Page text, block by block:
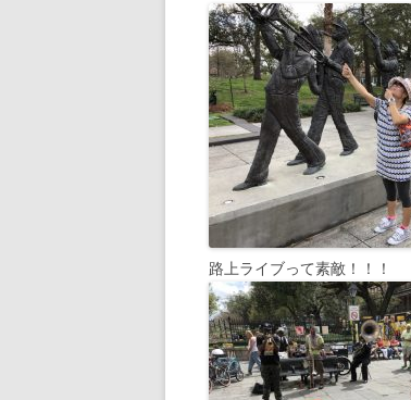
路上ライブって素敵！！！